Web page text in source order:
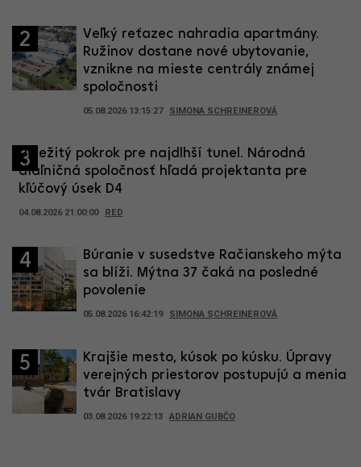
2
Veľký reťazec nahradia apartmány.
Ružinov dostane nové ubytovanie,
vznikne na mieste centrály známej
spoločnosti
05.08.2026 13:15:27 SIMONA SCHREINEROVÁ
3
Dôležitý pokrok pre najdlhší tunel. Národná
diaľničná spoločnosť hľadá projektanta pre
kľúčový úsek D4
04.08.2026 21:00:00 RED
4
Búranie v susedstve Račianskeho mýta
sa blíži. Mýtna 37 čaká na posledné
povolenie
05.08.2026 16:42:19 SIMONA SCHREINEROVÁ
5
Krajšie mesto, kúsok po kúsku. Úpravy
verejných priestorov postupujú a menia
tvár Bratislavy
03.08.2026 19:22:13 ADRIAN GUBČO